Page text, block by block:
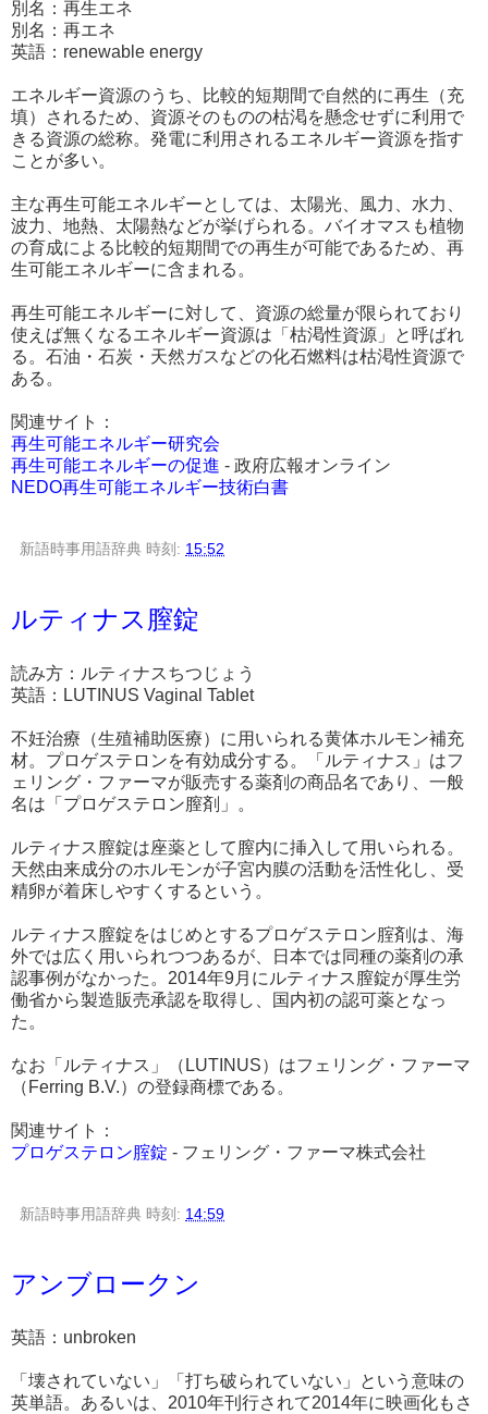
別名：再生エネ
別名：再エネ
英語：renewable energy
エネルギー資源のうち、比較的短期間で自然的に再生（充
填）されるため、資源そのものの枯渇を懸念せずに利用で
きる資源の総称。発電に利用されるエネルギー資源を指す
ことが多い。
主な再生可能エネルギーとしては、太陽光、風力、水力、
波力、地熱、太陽熱などが挙げられる。バイオマスも植物
の育成による比較的短期間での再生が可能であるため、再
生可能エネルギーに含まれる。
再生可能エネルギーに対して、資源の総量が限られており
使えば無くなるエネルギー資源は「枯渇性資源」と呼ばれ
る。石油・石炭・天然ガスなどの化石燃料は枯渇性資源で
ある。
関連サイト：
再生可能エネルギー研究会
再生可能エネルギーの促進 - 政府広報オンライン
NEDO再生可能エネルギー技術白書
新語時事用語辞典 時刻: 15:52
ルティナス膣錠
読み方：ルティナスちつじょう
英語：LUTINUS Vaginal Tablet
不妊治療（生殖補助医療）に用いられる黄体ホルモン補充
材。プロゲステロンを有効成分する。「ルティナス」はフ
ェリング・ファーマが販売する薬剤の商品名であり、一般
名は「プロゲステロン膣剤」。
ルティナス膣錠は座薬として膣内に挿入して用いられる。
天然由来成分のホルモンが子宮内膜の活動を活性化し、受
精卵が着床しやすくするという。
ルティナス膣錠をはじめとするプロゲステロン腟剤は、海
外では広く用いられつつあるが、日本では同種の薬剤の承
認事例がなかった。2014年9月にルティナス膣錠が厚生労
働省から製造販売承認を取得し、国内初の認可薬となっ
た。
なお「ルティナス」（LUTINUS）はフェリング・ファーマ
（Ferring B.V.）の登録商標である。
関連サイト：
プロゲステロン腟錠 - フェリング・ファーマ株式会社
新語時事用語辞典 時刻: 14:59
アンブロークン
英語：unbroken
「壊されていない」「打ち破られていない」という意味の
英単語。あるいは、2010年刊行されて2014年に映画化もさ